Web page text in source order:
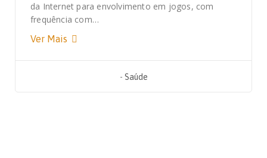
da Internet para envolvimento em jogos, com
frequência com…
Ver Mais
- Saúde